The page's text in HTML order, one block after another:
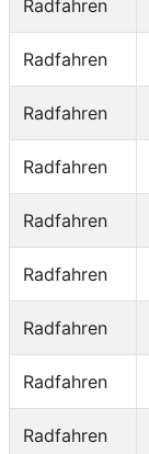
Radfahren
Radfahren
Radfahren
Radfahren
Radfahren
Radfahren
Radfahren
Radfahren
Radfahren